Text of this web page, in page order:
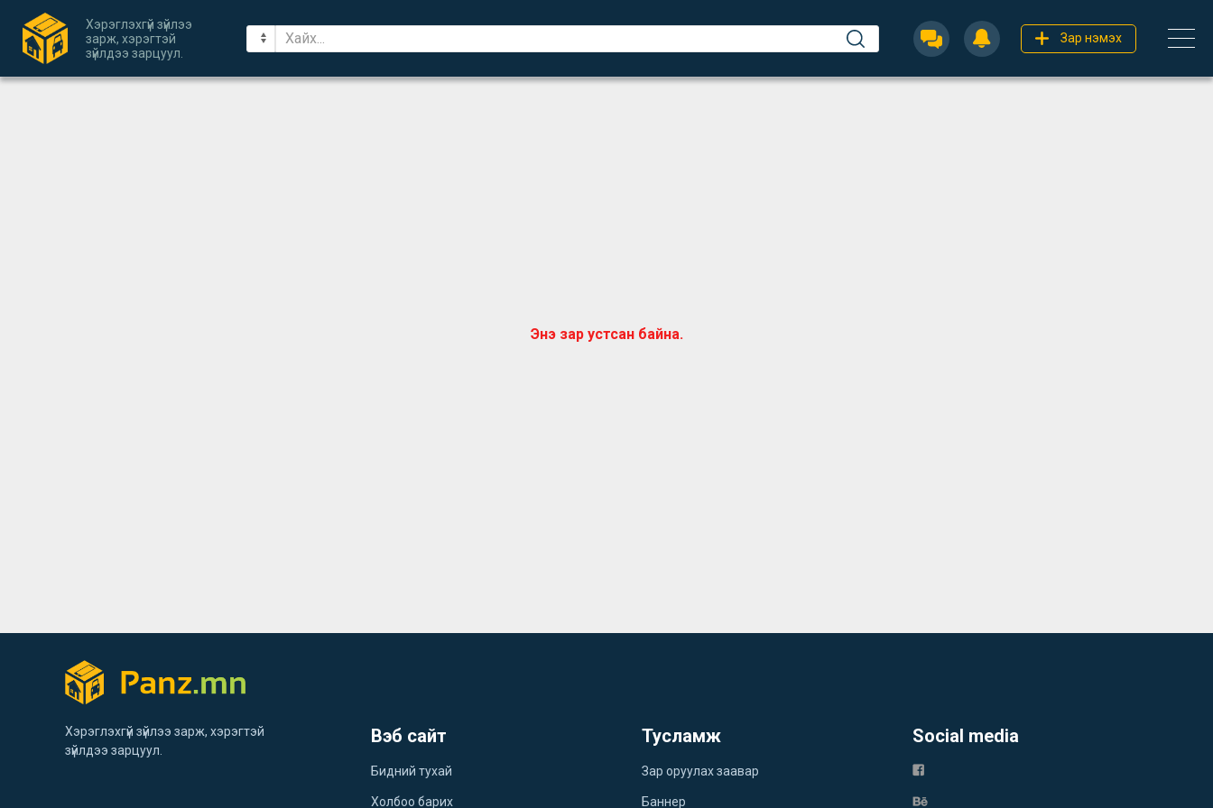
Хэрэглэхгүй зүйлээ
зарж, хэрэгтэй
зүйлдээ зарцуул.
Зар нэмэх
Энэ зар устсан байна.
Хэрэглэхгүй зүйлээ зарж, хэрэгтэй
зүйлдээ зарцуул.
Вэб сайт
Бидний тухай
Холбоо барих
Тусламж
Зар оруулах заавар
Баннер
Social media